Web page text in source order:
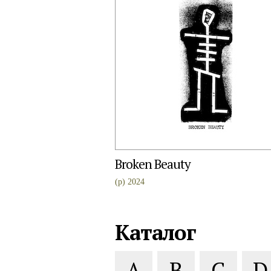
Broken Beauty
(p) 2024
Каталог